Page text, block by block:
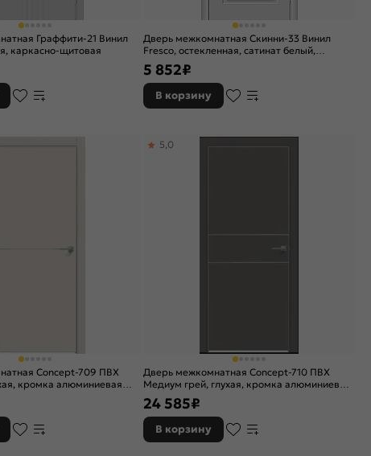
Граффити-21 Винил
каркасно-щитовая
Дверь межкомнатная Скинни-33 Винил
Fresco, остекленная, сатинат белый,
скиновая
5 852₽
В корзину
Concept-709 ПВХ
кромка алюминиевая
щитовая
Дверь межкомнатная Concept-710 ПВХ
Медиум грей, глухая, кромка алюминиевая
черная матовая, каркасно-щитовая
5,0
24 585₽
В корзину